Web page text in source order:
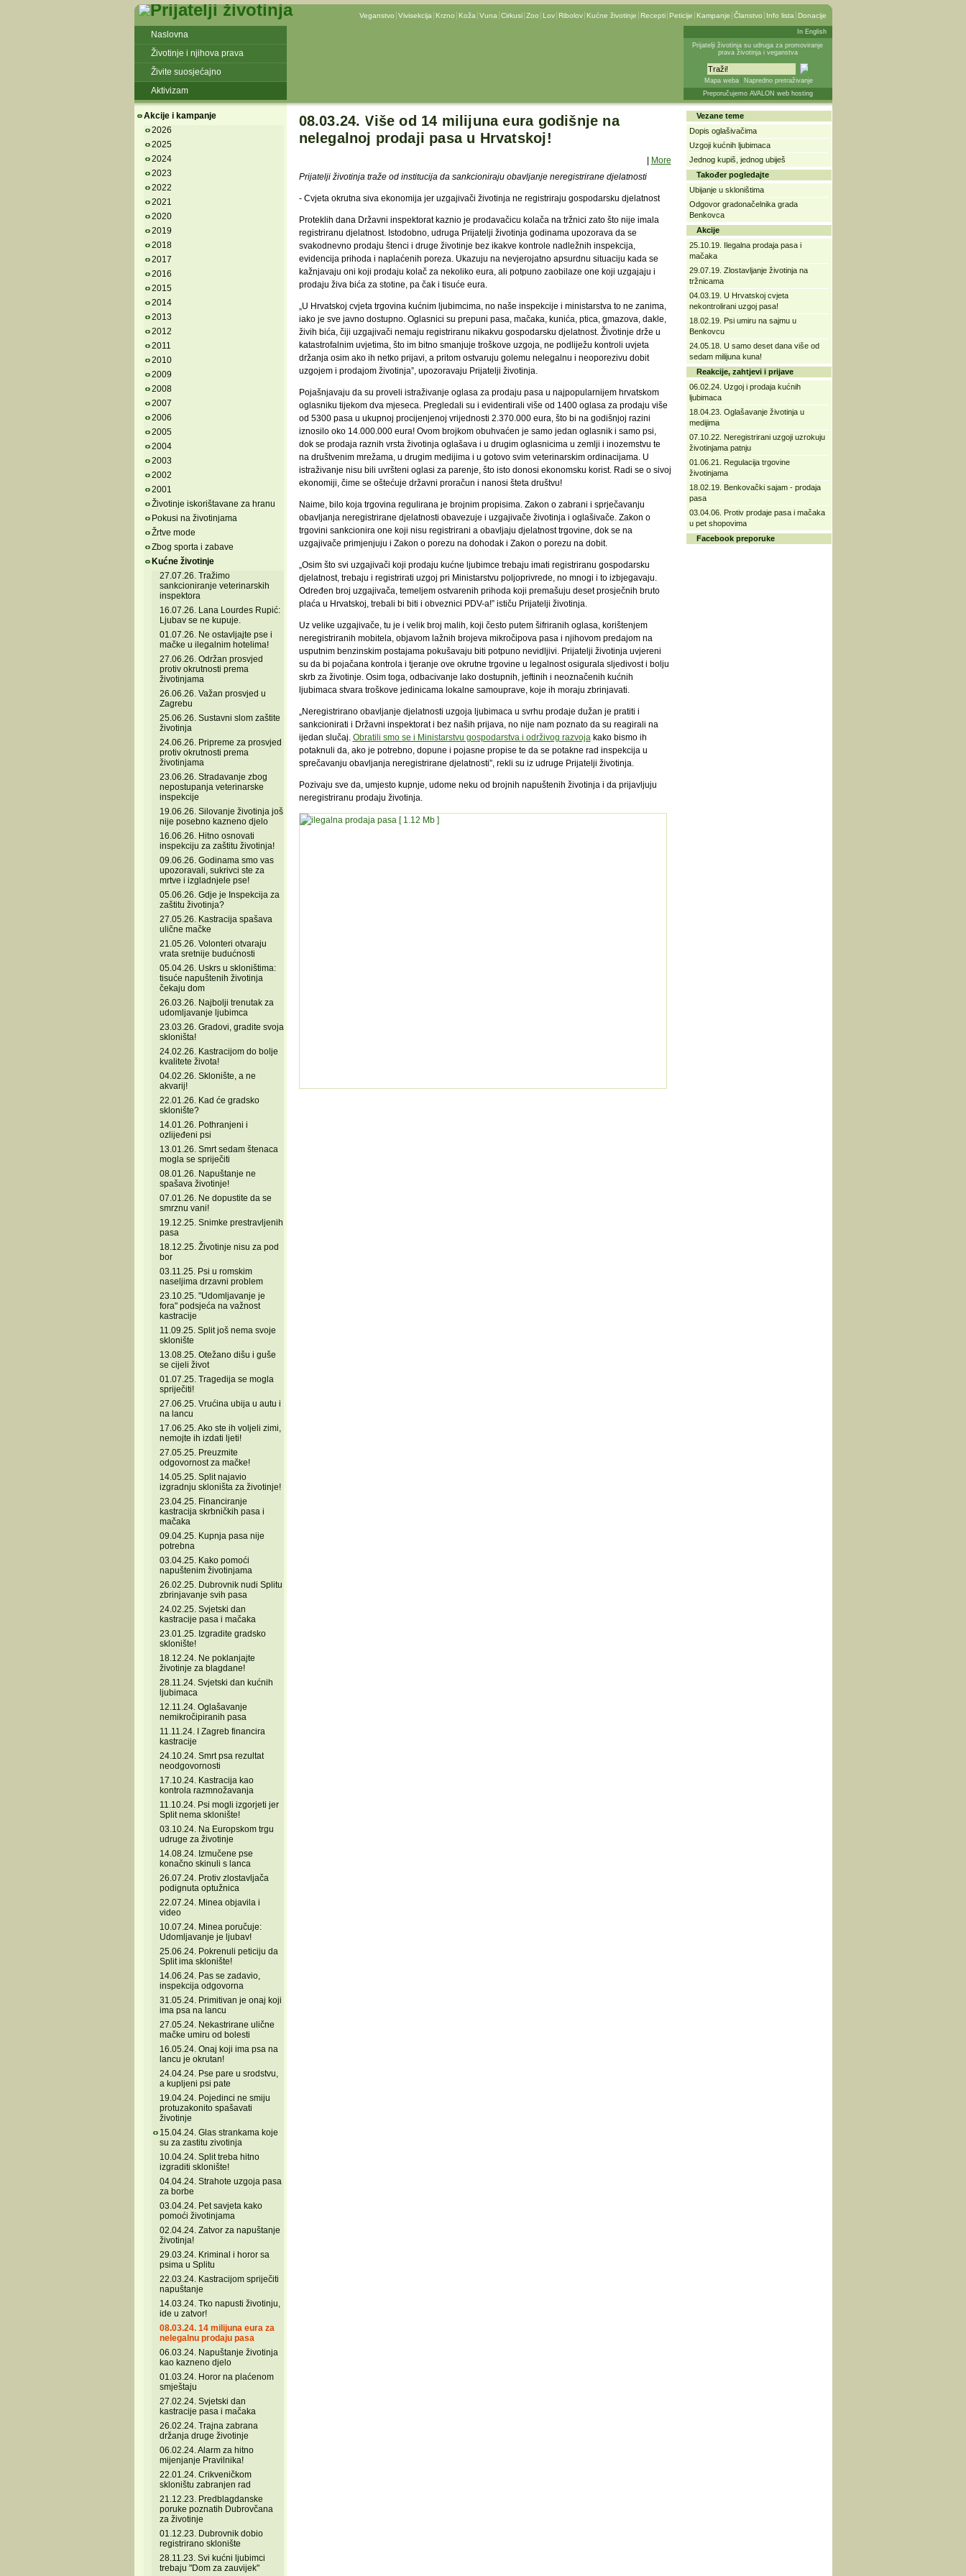
Veganstvo Vivisekcija Krzno Koža Vuna Cirkusi Zoo Lov Ribolov Kućne životinje Recepti Peticije Kampanje Članstvo Info lista Donacije
Naslovna
Životinje i njihova prava
Živite suosjećajno
Aktivizam
In English
Prijatelji životinja su udruga za promoviranje
prava životinja i veganstva
Mapa weba
Napredno pretraživanje
Preporučujemo AVALON web hosting
Akcije i kampanje
2026
2025
2024
2023
2022
2021
2020
2019
2018
2017
2016
2015
2014
2013
2012
2011
2010
2009
2008
2007
2006
2005
2004
2003
2002
2001
Životinje iskorištavane za hranu
Pokusi na životinjama
Žrtve mode
Zbog sporta i zabave
Kućne životinje
27.07.26. Tražimo
sankcioniranje veterinarskih
inspektora
16.07.26. Lana Lourdes Rupić:
Ljubav se ne kupuje.
01.07.26. Ne ostavljajte pse i
mačke u ilegalnim hotelima!
27.06.26. Održan prosvjed
protiv okrutnosti prema
životinjama
26.06.26. Važan prosvjed u
Zagrebu
25.06.26. Sustavni slom zaštite
životinja
24.06.26. Pripreme za prosvjed
protiv okrutnosti prema
životinjama
23.06.26. Stradavanje zbog
nepostupanja veterinarske
inspekcije
19.06.26. Silovanje životinja još
nije posebno kazneno djelo
16.06.26. Hitno osnovati
inspekciju za zaštitu životinja!
09.06.26. Godinama smo vas
upozoravali, sukrivci ste za
mrtve i izgladnjele pse!
05.06.26. Gdje je Inspekcija za
zaštitu životinja?
27.05.26. Kastracija spašava
ulične mačke
21.05.26. Volonteri otvaraju
vrata sretnije budućnosti
05.04.26. Uskrs u skloništima:
tisuće napuštenih životinja
čekaju dom
26.03.26. Najbolji trenutak za
udomljavanje ljubimca
23.03.26. Gradovi, gradite svoja
skloništa!
24.02.26. Kastracijom do bolje
kvalitete života!
04.02.26. Sklonište, a ne
akvarij!
22.01.26. Kad će gradsko
sklonište?
14.01.26. Pothranjeni i
ozlijeđeni psi
13.01.26. Smrt sedam štenaca
mogla se spriječiti
08.01.26. Napuštanje ne
spašava životinje!
07.01.26. Ne dopustite da se
smrznu vani!
19.12.25. Snimke prestravljenih
pasa
18.12.25. Životinje nisu za pod
bor
03.11.25. Psi u romskim
naseljima drzavni problem
23.10.25. "Udomljavanje je
fora" podsjeća na važnost
kastracije
11.09.25. Split još nema svoje
sklonište
13.08.25. Otežano dišu i guše
se cijeli život
01.07.25. Tragedija se mogla
spriječiti!
27.06.25. Vrućina ubija u autu i
na lancu
17.06.25. Ako ste ih voljeli zimi,
nemojte ih izdati ljeti!
27.05.25. Preuzmite
odgovornost za mačke!
14.05.25. Split najavio
izgradnju skloništa za životinje!
23.04.25. Financiranje
kastracija skrbničkih pasa i
mačaka
09.04.25. Kupnja pasa nije
potrebna
03.04.25. Kako pomoći
napuštenim životinjama
26.02.25. Dubrovnik nudi Splitu
zbrinjavanje svih pasa
24.02.25. Svjetski dan
kastracije pasa i mačaka
23.01.25. Izgradite gradsko
sklonište!
18.12.24. Ne poklanjajte
životinje za blagdane!
28.11.24. Svjetski dan kućnih
ljubimaca
12.11.24. Oglašavanje
nemikročipiranih pasa
11.11.24. I Zagreb financira
kastracije
24.10.24. Smrt psa rezultat
neodgovornosti
17.10.24. Kastracija kao
kontrola razmnožavanja
11.10.24. Psi mogli izgorjeti jer
Split nema sklonište!
03.10.24. Na Europskom trgu
udruge za životinje
14.08.24. Izmučene pse
konačno skinuli s lanca
26.07.24. Protiv zlostavljača
podignuta optužnica
22.07.24. Minea objavila i
video
10.07.24. Minea poručuje:
Udomljavanje je ljubav!
25.06.24. Pokrenuli peticiju da
Split ima sklonište!
14.06.24. Pas se zadavio,
inspekcija odgovorna
31.05.24. Primitivan je onaj koji
ima psa na lancu
27.05.24. Nekastrirane ulične
mačke umiru od bolesti
16.05.24. Onaj koji ima psa na
lancu je okrutan!
24.04.24. Pse pare u srodstvu,
a kupljeni psi pate
19.04.24. Pojedinci ne smiju
protuzakonito spašavati
životinje
15.04.24. Glas strankama koje
su za zastitu zivotinja
10.04.24. Split treba hitno
izgraditi sklonište!
04.04.24. Strahote uzgoja pasa
za borbe
03.04.24. Pet savjeta kako
pomoći životinjama
02.04.24. Zatvor za napuštanje
životinja!
29.03.24. Kriminal i horor sa
psima u Splitu
22.03.24. Kastracijom spriječiti
napuštanje
14.03.24. Tko napusti životinju,
ide u zatvor!
08.03.24. 14 milijuna eura za
nelegalnu prodaju pasa
06.03.24. Napuštanje životinja
kao kazneno djelo
01.03.24. Horor na plaćenom
smještaju
27.02.24. Svjetski dan
kastracije pasa i mačaka
26.02.24. Trajna zabrana
držanja druge životinje
06.02.24. Alarm za hitno
mijenjanje Pravilnika!
22.01.24. Crikveničkom
skloništu zabranjen rad
21.12.23. Predblagdanske
poruke poznatih Dubrovčana
za životinje
01.12.23. Dubrovnik dobio
registrirano sklonište
28.11.23. Svi kućni ljubimci
trebaju "Dom za zauvijek"
08.03.24. Više od 14 milijuna eura godišnje na
nelegalnoj prodaji pasa u Hrvatskoj!
More
Prijatelji životinja traže od institucija da sankcioniraju obavljanje neregistrirane djelatnosti
- Cvjeta okrutna siva ekonomija jer uzgajivači životinja ne registriraju gospodarsku djelatnost
Proteklih dana Državni inspektorat kaznio je prodavačicu kolača na tržnici zato što nije imala
registriranu djelatnost. Istodobno, udruga Prijatelji životinja godinama upozorava da se
svakodnevno prodaju štenci i druge životinje bez ikakve kontrole nadležnih inspekcija,
evidencija prihoda i naplaćenih poreza. Ukazuju na nevjerojatno apsurdnu situaciju kada se
kažnjavaju oni koji prodaju kolač za nekoliko eura, ali potpuno zaobilaze one koji uzgajaju i
prodaju živa bića za stotine, pa čak i tisuće eura.
„U Hrvatskoj cvjeta trgovina kućnim ljubimcima, no naše inspekcije i ministarstva to ne zanima,
iako je sve javno dostupno. Oglasnici su prepuni pasa, mačaka, kunića, ptica, gmazova, dakle,
živih bića, čiji uzgajivači nemaju registriranu nikakvu gospodarsku djelatnost. Životinje drže u
katastrofalnim uvjetima, što im bitno smanjuje troškove uzgoja, ne podliježu kontroli uvjeta
držanja osim ako ih netko prijavi, a pritom ostvaruju golemu nelegalnu i neoporezivu dobit
uzgojem i prodajom životinja”, upozoravaju Prijatelji životinja.
Pojašnjavaju da su proveli istraživanje oglasa za prodaju pasa u najpopularnijem hrvatskom
oglasniku tijekom dva mjeseca. Pregledali su i evidentirali više od 1400 oglasa za prodaju više
od 5300 pasa u ukupnoj procijenjenoj vrijednosti 2.370.000 eura, što bi na godišnjoj razini
iznosilo oko 14.000.000 eura! Ovom brojkom obuhvaćen je samo jedan oglasnik i samo psi,
dok se prodaja raznih vrsta životinja oglašava i u drugim oglasnicima u zemlji i inozemstvu te
na društvenim mrežama, u drugim medijima i u gotovo svim veterinarskim ordinacijama. U
istraživanje nisu bili uvršteni oglasi za parenje, što isto donosi ekonomsku korist. Radi se o sivoj
ekonomiji, čime se oštećuje državni proračun i nanosi šteta društvu!
Naime, bilo koja trgovina regulirana je brojnim propisima. Zakon o zabrani i sprječavanju
obavljanja neregistrirane djelatnosti obavezuje i uzgajivače životinja i oglašivače. Zakon o
trgovini sankcionira one koji nisu registrirani a obavljaju djelatnost trgovine, dok se na
uzgajivače primjenjuju i Zakon o porezu na dohodak i Zakon o porezu na dobit.
„Osim što svi uzgajivači koji prodaju kućne ljubimce trebaju imati registriranu gospodarsku
djelatnost, trebaju i registrirati uzgoj pri Ministarstvu poljoprivrede, no mnogi i to izbjegavaju.
Određen broj uzgajivača, temeljem ostvarenih prihoda koji premašuju deset prosječnih bruto
plaća u Hrvatskoj, trebali bi biti i obveznici PDV-a!” ističu Prijatelji životinja.
Uz velike uzgajivače, tu je i velik broj malih, koji često putem šifriranih oglasa, korištenjem
neregistriranih mobitela, objavom lažnih brojeva mikročipova pasa i njihovom predajom na
usputnim benzinskim postajama pokušavaju biti potpuno nevidljivi. Prijatelji životinja uvjereni
su da bi pojačana kontrola i tjeranje ove okrutne trgovine u legalnost osigurala sljedivost i bolju
skrb za životinje. Osim toga, odbacivanje lako dostupnih, jeftinih i neoznačenih kućnih
ljubimaca stvara troškove jedinicama lokalne samouprave, koje ih moraju zbrinjavati.
„Neregistrirano obavljanje djelatnosti uzgoja ljubimaca u svrhu prodaje dužan je pratiti i
sankcionirati i Državni inspektorat i bez naših prijava, no nije nam poznato da su reagirali na
ijedan slučaj. Obratili smo se i Ministarstvu gospodarstva i održivog razvojakako bismo ih
potaknuli da, ako je potrebno, dopune i pojasne propise te da se potakne rad inspekcija u
sprečavanju obavljanja neregistrirane djelatnosti”, rekli su iz udruge Prijatelji životinja.
Pozivaju sve da, umjesto kupnje, udome neku od brojnih napuštenih životinja i da prijavljuju
neregistriranu prodaju životinja.
Vezane teme
Dopis oglašivačima
Uzgoji kućnih ljubimaca
Jednog kupiš, jednog ubiješ
Također pogledajte
Ubijanje u skloništima
Odgovor gradonačelnika grada
Benkovca
Akcije
25.10.19. Ilegalna prodaja pasa i
mačaka
29.07.19. Zlostavljanje životinja na
tržnicama
04.03.19. U Hrvatskoj cvjeta
nekontrolirani uzgoj pasa!
18.02.19. Psi umiru na sajmu u
Benkovcu
24.05.18. U samo deset dana više od
sedam milijuna kuna!
Reakcije, zahtjevi i prijave
06.02.24. Uzgoj i prodaja kućnih
ljubimaca
18.04.23. Oglašavanje životinja u
medijima
07.10.22. Neregistrirani uzgoji uzrokuju
životinjama patnju
01.06.21. Regulacija trgovine
životinjama
18.02.19. Benkovački sajam - prodaja
pasa
03.04.06. Protiv prodaje pasa i mačaka
u pet shopovima
Facebook preporuke